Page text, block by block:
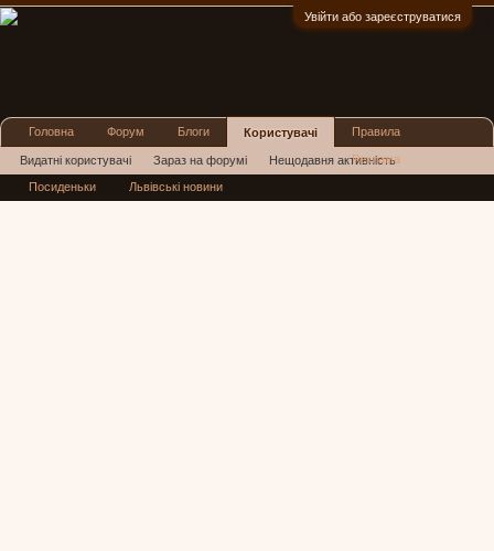
Увійти або зареєструватися
Головна Форум Блоги Користувачі
Видатні користувачі Зараз на форумі Нещодавня активність
Нові повідомлення профілю
Правила
Реклама
Посиденьки Львівські новини